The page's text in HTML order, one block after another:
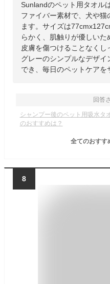
Sunlandのペット用タオル
ファイバー素材で、犬や猫
ます。サイズは
らかく、肌触りが優しいた
皮膚を傷つけることなく
グレーのシンプルなデザ
でき、毎日のペットケアを
回答
シャンプー後のペット用吸水タ
のおすすめは？
全てのおすす
8